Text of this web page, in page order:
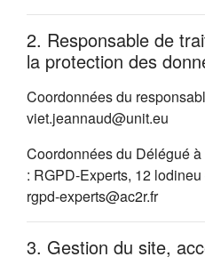
2. Responsable de
la protection des
Coordonnées du
viet.jeannaud@unit.eu
Coordonnées du Délégué
: RGPD-Experts, 12
rgpd-experts@ac2r.fr
3. Gestion du site,